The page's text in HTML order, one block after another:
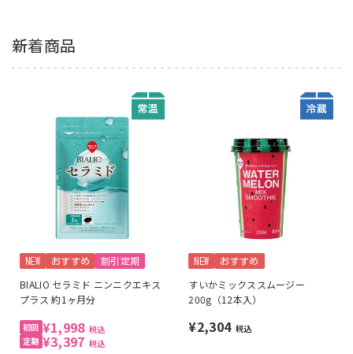
新着商品
NEW おすすめ 割引定期
BIALIO セラミド ニンニクエキス
プラス 約1ヶ月分
¥1,998 税込
¥3,397 税込
NEW おすすめ
すいかミックススムージー
200g（12本入）
¥2,304 税込